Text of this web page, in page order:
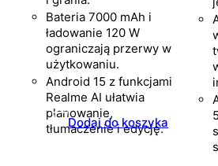
Bateria 7000 mAh i
ładowanie 120 W
ograniczają przerwy w
użytkowaniu.
Android 15 z funkcjami
Realme AI ułatwia
planowanie,
tłumaczenie i edycję.
Dodaj do koszyka